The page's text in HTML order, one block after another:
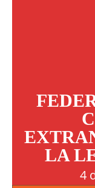
LA
4